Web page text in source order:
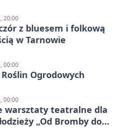
20:00
z bluesem i folkową
w Tarnowie
00:00
Ogrodowych
00:00
warsztaty teatralne dla
„Od Bromby do